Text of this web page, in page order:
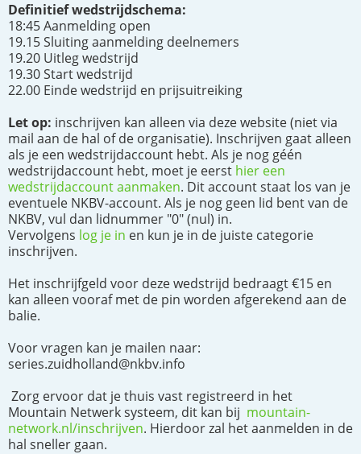
Definitief wedstrijdschema:
18:45 Aanmelding open
19.15 Sluiting aanmelding deelnemers
19.20 Uitleg wedstrijd
19.30 Start wedstrijd
22.00 Einde wedstrijd en prijsuitreiking
Let op: inschrijven kan alleen via deze website (niet via
mail aan de hal of de organisatie). Inschrijven gaat alleen
als je een wedstrijdaccount hebt. Als je nog géén
wedstrijdaccount hebt, moet je eerst hier een
wedstrijdaccount aanmaken. Dit account staat los van je
eventuele NKBV-account. Als je nog geen lid bent van de
NKBV, vul dan lidnummer "0" (nul) in.
Vervolgens log je in en kun je in de juiste categorie
inschrijven.
Het inschrijfgeld voor deze wedstrijd bedraagt €15 en
kan alleen vooraf met de pin worden afgerekend aan de
balie.
Voor vragen kan je mailen naar:
series.zuidholland@nkbv.info
Zorg ervoor dat je thuis vast registreerd in het
Mountain Netwerk systeem, dit kan bij mountain-
network.nl/inschrijven. Hierdoor zal het aanmelden in de
hal sneller gaan.